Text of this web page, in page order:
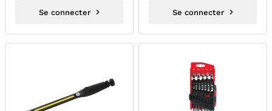
Se connecter Se connecter